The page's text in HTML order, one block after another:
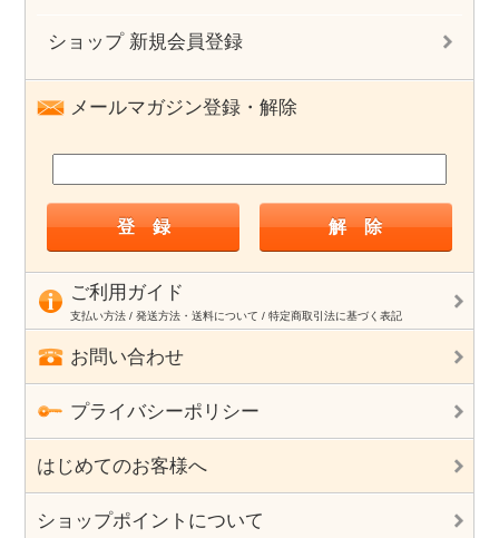
ショップ 新規会員登録
メールマガジン登録・解除
ご利用ガイド
支払い方法 / 発送方法・送料について / 特定商取引法に基づく表記
お問い合わせ
プライバシーポリシー
はじめてのお客様へ
ショップポイントについて